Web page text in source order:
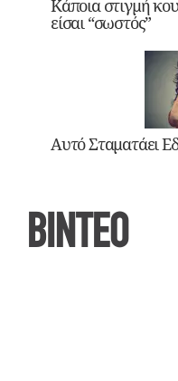
Κάποια στιγμή
είσαι “σωστός”
Αυτό Σταματάει
ΒΙΝΤΕΟ